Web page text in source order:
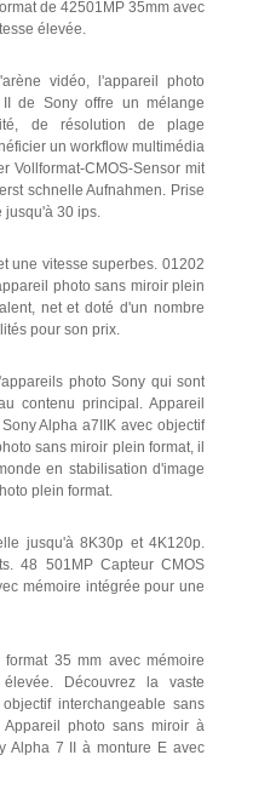
de 42501MP 35mm avec
élevée.
vidéo, l'appareil photo
de Sony offre un mélange
de résolution de plage
un workflow multimédia
Vollformat-CMOS-Sensor mit
schnelle Aufnahmen. Prise
30 ips.
une vitesse superbes. 01202
photo sans miroir plein
net et doté d'un nombre
pour son prix.
photo Sony qui sont
contenu principal. Appareil
Alpha a7IIK avec objectif
sans miroir plein format, il
en stabilisation d'image
plein format.
jusqu'à 8K30p et 4K120p.
48 501MP Capteur CMOS
mémoire intégrée pour une
35 mm avec mémoire
Découvrez la vaste
interchangeable sans
photo sans miroir à
Alpha 7 II à monture E avec